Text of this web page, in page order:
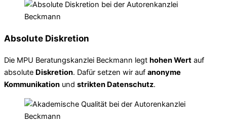
Absolute Diskretion
Die MPU Beratungskanzlei Beckmann legt hohen Wert auf
absolute Diskretion. Dafür setzen wir auf anonyme
Kommunikation und strikten Datenschutz.